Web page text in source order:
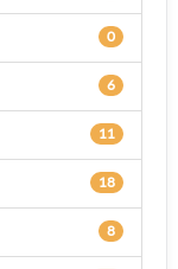
0
6
11
18
8